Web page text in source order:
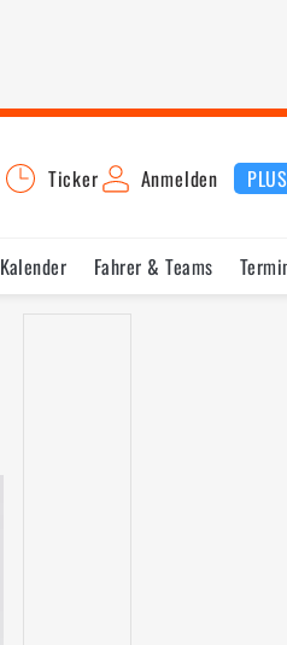
Ticker Anmelden PLUS
Kalender Fahrer & Teams